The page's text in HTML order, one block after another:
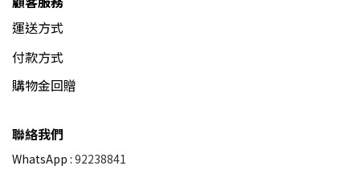
運送方式
付款方式
購物金回贈
聯絡我們
WhatsApp : 92238841